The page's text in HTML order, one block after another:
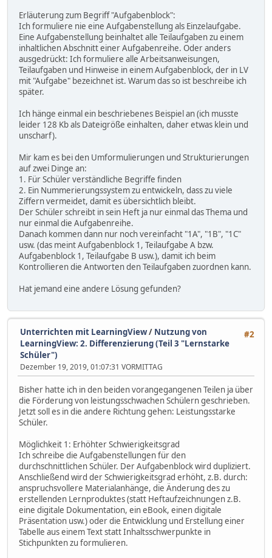
Erläuterung zum Begriff "Aufgabenblock":
Ich formuliere nie eine Aufgabenstellung als Einzelaufgabe.
Eine Aufgabenstellung beinhaltet alle Teilaufgaben zu einem
inhaltlichen Abschnitt einer Aufgabenreihe. Oder anders
ausgedrückt: Ich formuliere alle Arbeitsanweisungen,
Teilaufgaben und Hinweise in einem Aufgabenblock, der in LV
mit "Aufgabe" bezeichnet ist. Warum das so ist beschreibe ich
später.
Ich hänge einmal ein beschriebenes Beispiel an (ich musste
leider 128 Kb als Dateigröße einhalten, daher etwas klein und
unscharf).
Mir kam es bei den Umformulierungen und Strukturierungen
auf zwei Dinge an:
1. Für Schüler verständliche Begriffe finden
2. Ein Nummerierungssystem zu entwickeln, dass zu viele
Ziffern vermeidet, damit es übersichtlich bleibt.
Der Schüler schreibt in sein Heft ja nur einmal das Thema und
nur einmal die Aufgabenreihe.
Danach kommen dann nur noch vereinfacht "1A", "1B", "1C"
usw. (das meint Aufgabenblock 1, Teilaufgabe A bzw.
Aufgabenblock 1, Teilaufgabe B usw.), damit ich beim
Kontrollieren die Antworten den Teilaufgaben zuordnen kann.
Hat jemand eine andere Lösung gefunden?
#2
Unterrichten mit LearningView/ Nutzung von
LearningView: 2. Differenzierung (Teil 3 "Lernstarke
Schüler")
Dezember 19, 2019, 01:07:31 VORMITTAG
Bisher hatte ich in den beiden vorangegangenen Teilen ja über
die Förderung von leistungsschwachen Schülern geschrieben.
Jetzt soll es in die andere Richtung gehen: Leistungsstarke
Schüler.
Möglichkeit 1: Erhöhter Schwierigkeitsgrad
Ich schreibe die Aufgabenstellungen für den
durchschnittlichen Schüler. Der Aufgabenblock wird dupliziert.
Anschließend wird der Schwierigkeitsgrad erhöht, z.B. durch:
anspruchsvollere Materialanhänge, die Änderung des zu
erstellenden Lernproduktes (statt Heftaufzeichnungen z.B.
eine digitale Dokumentation, ein eBook, einen digitale
Präsentation usw.) oder die Entwicklung und Erstellung einer
Tabelle aus einem Text statt Inhaltsschwerpunkte in
Stichpunkten zu formulieren.